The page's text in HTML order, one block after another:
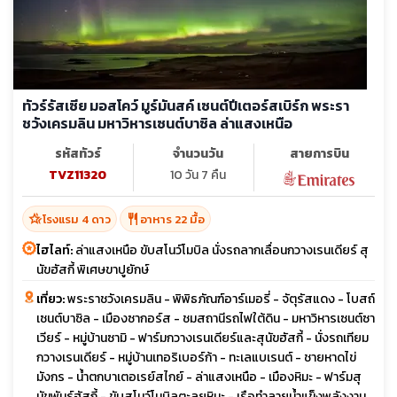
ทัวร์รัสเซีย มอสโคว์ มูร์มันสค์ เซนต์ปีเตอร์สเบิร์ก พระรา
ชวังเครมลิน มหาวิหารเซนต์บาซิล ล่าแสงเหนือ
รหัสทัวร์
TVZ11320
จำนวนวัน
10 วัน 7 คืน
สายการบิน
hotel_classโรงแรม 4 ดาว restaurant อาหาร 22 มื้อ
ไฮไลท์:ล่าแสงเหนือ ขับสโนว์โมบิล นั่งรถลากเลื่อนกวางเรนเดียร์ สุ
นัขฮัสกี้ พิเศษขาปูยักษ์
เที่ยว:พระราชวังเครมลิน - พิพิธภัณฑ์อาร์เมอรี่ - จัตุรัสแดง - โบสถ์
เซนต์บาซิล - เมืองซากอร์ส - ชมสถานีรถไฟใต้ดิน - มหาวิหารเซนต์ซา
เวียร์ - หมู่บ้านซามิ - ฟาร์มกวางเรนเดียร์และสุนัขฮัสกี้ - นั่งรถเทียม
กวางเรนเดียร์ - หมู่บ้านเทอริเบอร์ก้า - ทะเลแบเรนต์ - ชายหาดไข่
มังกร - น้ำตกบาเตอเรย์สไกย์ - ล่าแสงเหนือ - เมืองหิมะ - ฟาร์มสุ